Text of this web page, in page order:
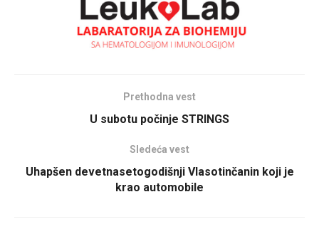
Prethodna vest
U subotu počinje STRINGS
Sledeća vest
Uhapšen devetnasetogodišnji Vlasotinčanin koji je
krao automobile